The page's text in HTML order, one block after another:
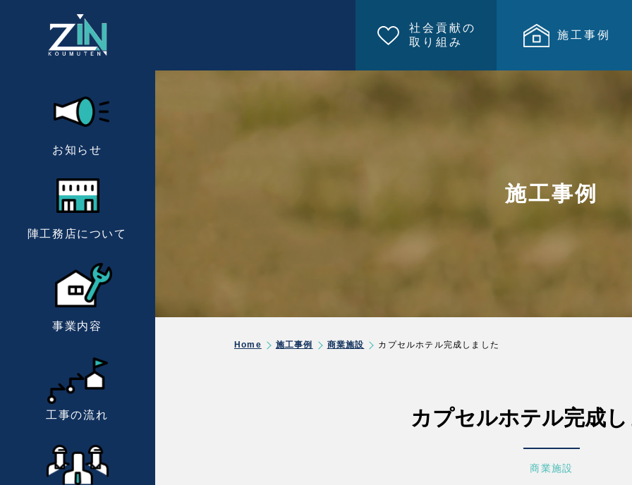
社会貢献の
取り組み
施工事例
お知らせ
陣工務店について
事業内容
工事の流れ
施工事例
Home 施工事例 商業施設 カプセルホテル完成しました
カプセルホテル完成
商業施設